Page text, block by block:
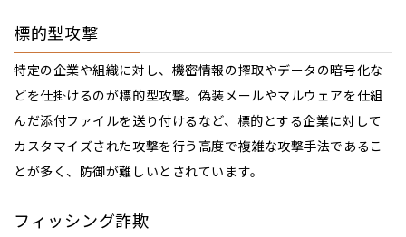
標的型攻撃
特定の企業や組織に対し、機密情報の搾取やデータの暗号化な
どを仕掛けるのが標的型攻撃。偽装メールやマルウェアを仕組
んだ添付ファイルを送り付けるなど、標的とする企業に対して
カスタマイズされた攻撃を行う高度で複雑な攻撃手法であるこ
とが多く、防御が難しいとされています。
フィッシング詐欺